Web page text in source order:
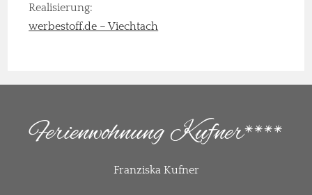
Realisierung:
werbestoff.de – Viechtach
Ferienwohnung Kufner****
Franziska Kufner